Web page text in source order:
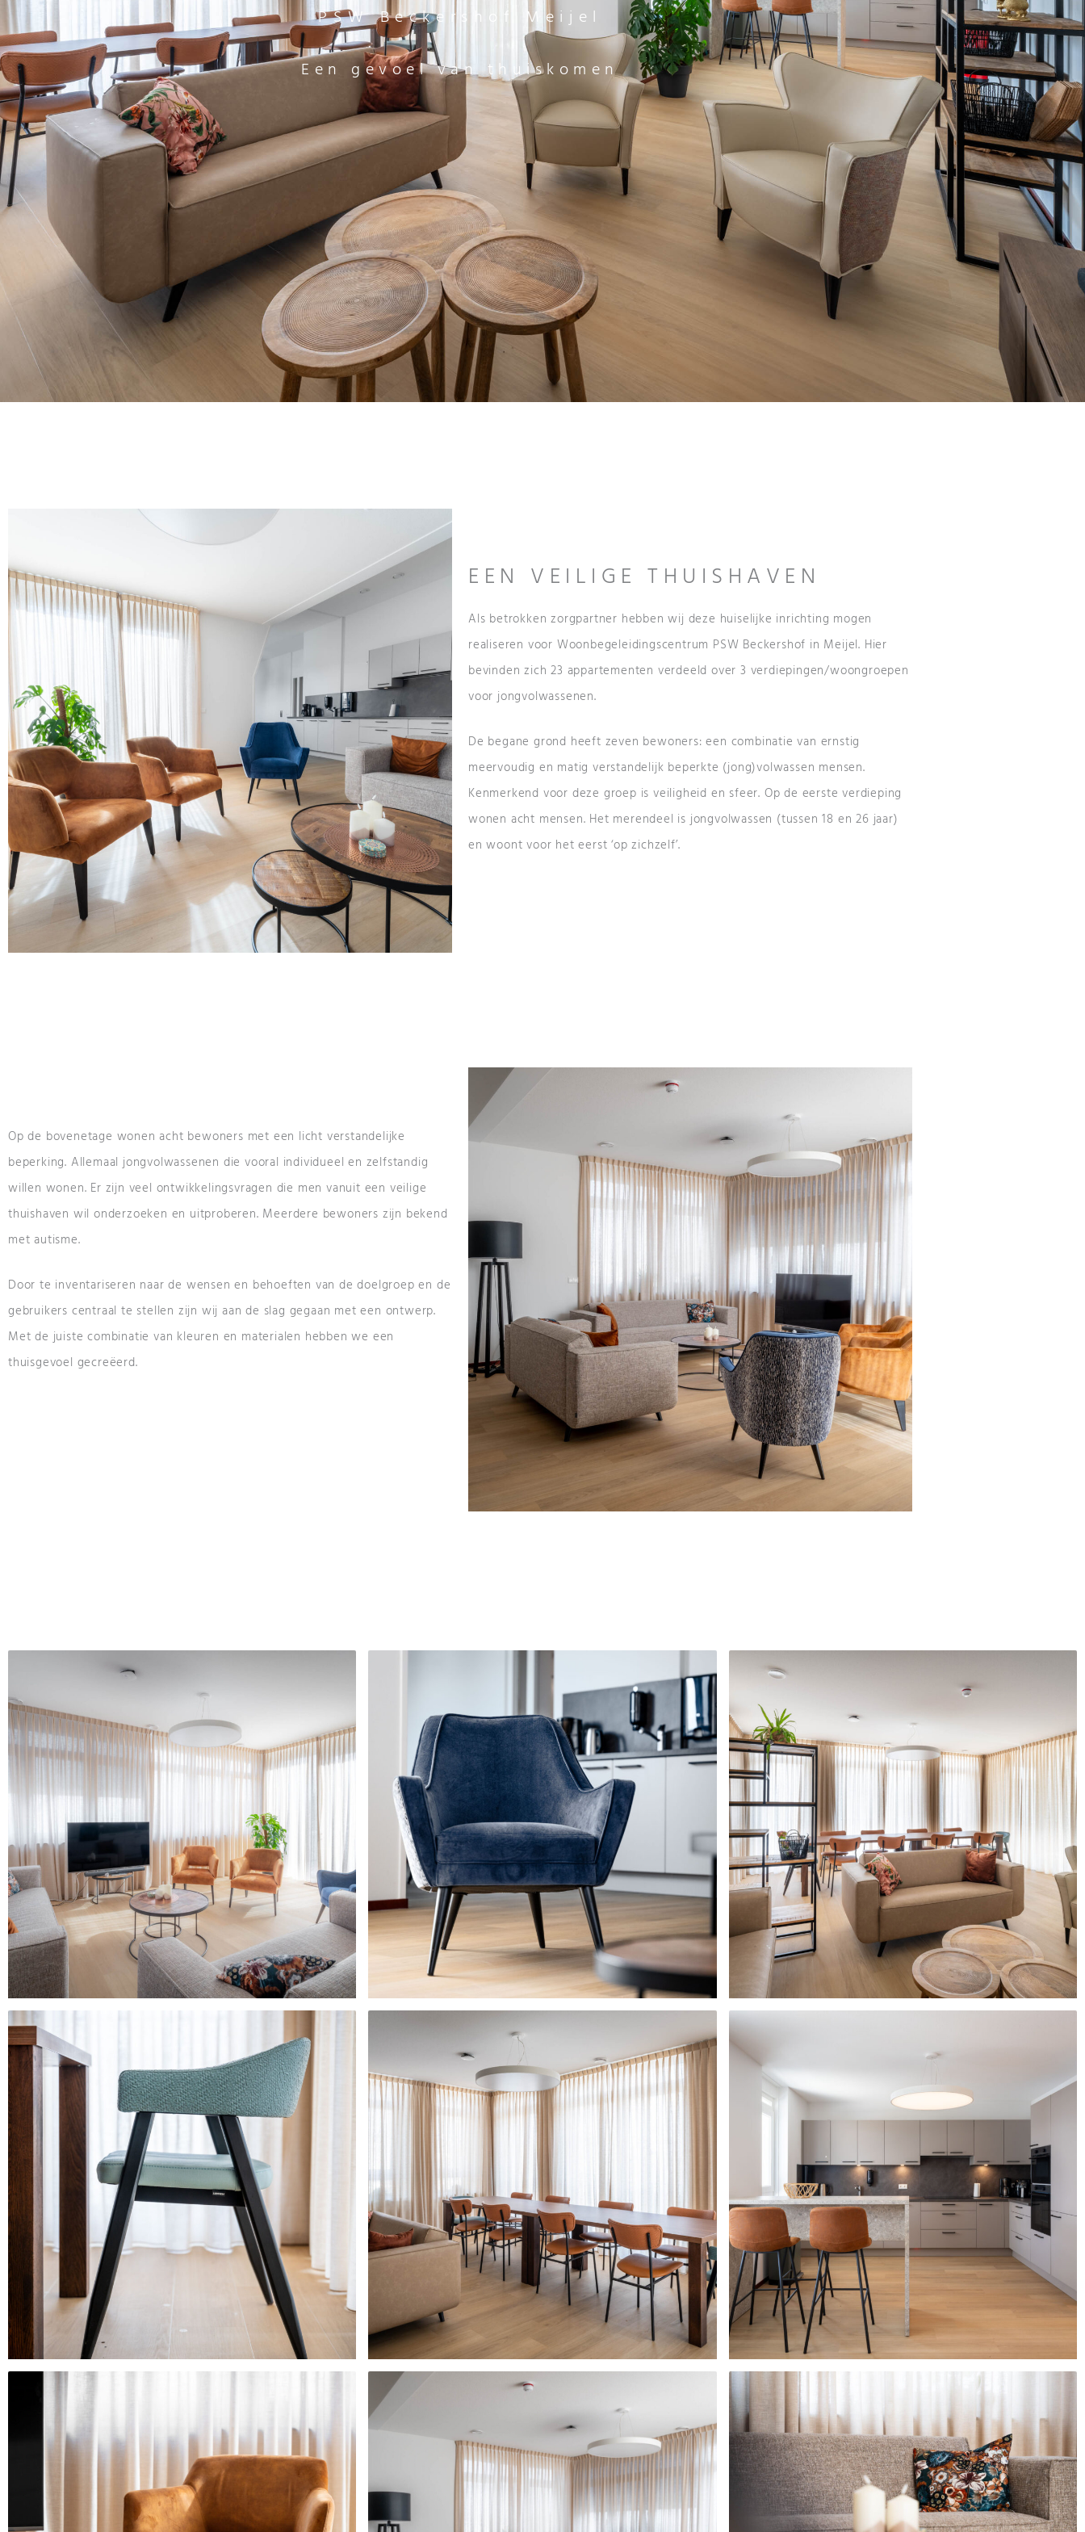
PSW Beckershof Meijel
Een gevoel van thuiskomen
EEN VEILIGE THUISHAVEN
Als betrokken zorgpartner hebben wij deze huiselijke inrichting mogen
realiseren voor Woonbegeleidingscentrum PSW Beckershof in Meijel. Hier
bevinden zich 23 appartementen verdeeld over 3 verdiepingen/woongroepen
voor jongvolwassenen.
De begane grond heeft zeven bewoners: een combinatie van ernstig
meervoudig en matig verstandelijk beperkte (jong)volwassen mensen.
Kenmerkend voor deze groep is veiligheid en sfeer. Op de eerste verdieping
wonen acht mensen. Het merendeel is jongvolwassen (tussen 18 en 26 jaar)
en woont voor het eerst ‘op zichzelf’.
Op de bovenetage wonen acht bewoners met een licht verstandelijke
beperking. Allemaal jongvolwassenen die vooral individueel en zelfstandig
willen wonen. Er zijn veel ontwikkelingsvragen die men vanuit een veilige
thuishaven wil onderzoeken en uitproberen. Meerdere bewoners zijn bekend
met autisme.
Door te inventariseren naar de wensen en behoeften van de doelgroep en de
gebruikers centraal te stellen zijn wij aan de slag gegaan met een ontwerp.
Met de juiste combinatie van kleuren en materialen hebben we een
thuisgevoel gecreëerd.